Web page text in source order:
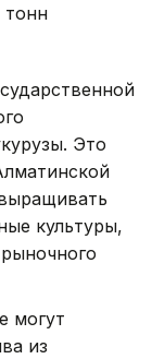
тонн
Это
культуры,
могут
из